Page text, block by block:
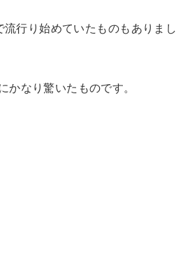
行り始めていたものもありまし
なり驚いたものです。